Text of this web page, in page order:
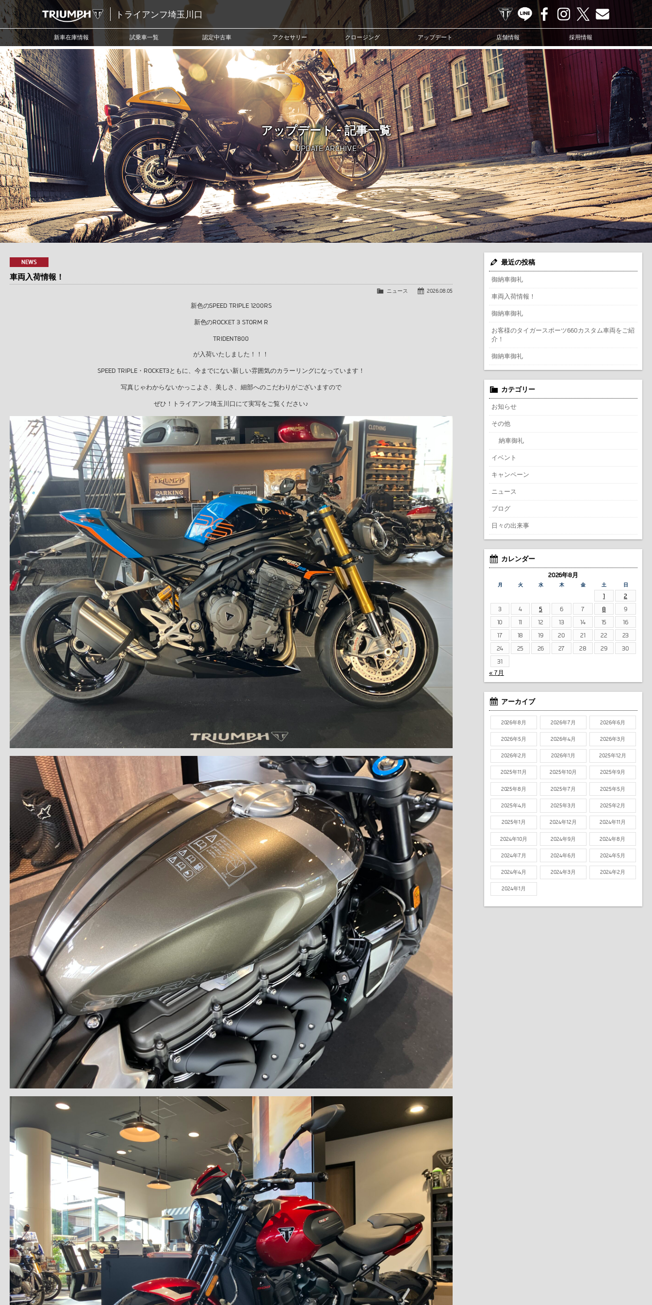
トライアンフ埼玉川口 TRIUMPH OFFICIAL SITE
LINE FacebookInstagram Contact us
新車在庫情報 試乗車一覧 認定中古車 アクセサリー クロージング アップデート 店舗情報 採用情報
アップデート - 記事一覧
UPDATE ARCHIVE
NEWS
車両入荷情報！
2026.08.05
ニュース
新色のSPEED TRIPLE 1200RS
新色のROCKET 3 STORM R
TRIDENT800
が入荷いたしました！！！
SPEED TRIPLE・ROCKET3ともに、今までにない新しい雰囲気のカラーリングになっています！
写真じゃわからないかっこよさ、美しさ、細部へのこだわりがございますので
ぜひ！トライアンフ埼玉川口にて実写をご覧ください♪
最近の投稿
御納車御礼
車両入荷情報！
御納車御礼
お客様のタイガースポーツ660カスタム車両をご紹
介！
御納車御礼
カテゴリー
お知らせ
その他
納車御礼
イベント
キャンペーン
ニュース
ブログ
日々の出来事
カレンダー
2026年8月
月 火 水 木 金 土 日
1
2
3
4 5 6 7 8
9
10
11 12 13 14 15
16
17
18 19 20 21 22
23
24
25 26 27 28 29
30
31
« 7月
アーカイブ
2026年8月 2026年7月 2026年6月
2026年5月 2026年4月 2026年3月
2026年2月 2026年1月 2025年12月
2025年11月 2025年10月 2025年9月
2025年8月 2025年7月 2025年5月
2025年4月 2025年3月 2025年2月
2025年1月 2024年12月 2024年11月
2024年10月 2024年9月 2024年8月
2024年7月 2024年6月 2024年5月
2024年4月 2024年3月 2024年2月
2024年1月